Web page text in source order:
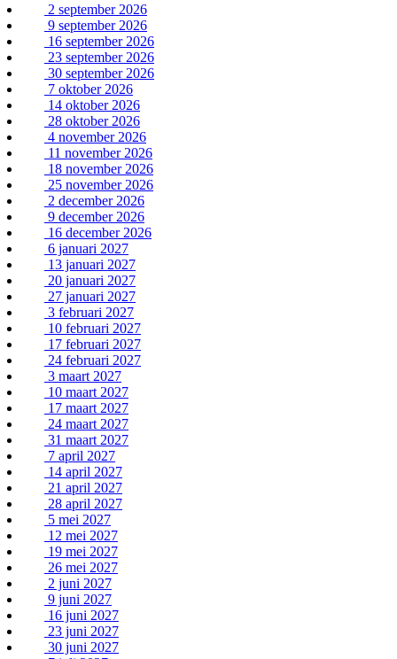
2 september 2026
9 september 2026
16 september 2026
23 september 2026
30 september 2026
7 oktober 2026
14 oktober 2026
28 oktober 2026
4 november 2026
11 november 2026
18 november 2026
25 november 2026
2 december 2026
9 december 2026
16 december 2026
6 januari 2027
13 januari 2027
20 januari 2027
27 januari 2027
3 februari 2027
10 februari 2027
17 februari 2027
24 februari 2027
3 maart 2027
10 maart 2027
17 maart 2027
24 maart 2027
31 maart 2027
7 april 2027
14 april 2027
21 april 2027
28 april 2027
5 mei 2027
12 mei 2027
19 mei 2027
26 mei 2027
2 juni 2027
9 juni 2027
16 juni 2027
23 juni 2027
30 juni 2027